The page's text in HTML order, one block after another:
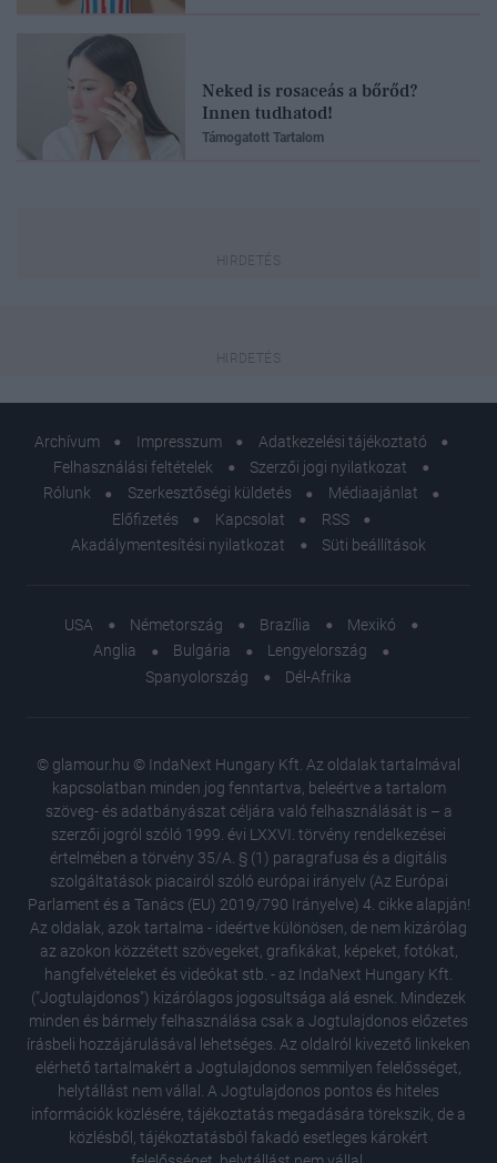
Neked is rosaceás a bőrőd?
Innen tudhatod!
Támogatott Tartalom
Archívum Impresszum
Adatkezelési tájékoztató
Felhasználási feltételek
Szerzői jogi nyilatkozat
Rólunk
Szerkesztőségi küldetés
Médiaajánlat
Előfizetés
Kapcsolat
RSS
Akadálymentesítési nyilatkozat
Süti beállítások
USA Németország Brazília
Mexikó
Anglia
Bulgária
Lengyelország
Spanyolország
Dél-Afrika
© glamour.hu © IndaNext Hungary Kft. Az oldalak tartalmával
kapcsolatban minden jog fenntartva, beleértve a tartalom
szöveg- és adatbányászat céljára való felhasználását is – a
szerzői jogról szóló 1999. évi LXXVI. törvény rendelkezései
értelmében a törvény 35/A. § (1) paragrafusa és a digitális
szolgáltatások piacairól szóló európai irányelv (Az Európai
Parlament és a Tanács (EU) 2019/790 Irányelve) 4. cikke alapján!
Az oldalak, azok tartalma - ideértve különösen, de nem kizárólag
az azokon közzétett szövegeket, grafikákat, képeket, fotókat,
hangfelvételeket és videókat stb. - az IndaNext Hungary Kft.
("Jogtulajdonos") kizárólagos jogosultsága alá esnek. Mindezek
minden és bármely felhasználása csak a Jogtulajdonos előzetes
írásbeli hozzájárulásával lehetséges. Az oldalról kivezető linkeken
elérhető tartalmakért a Jogtulajdonos semmilyen felelősséget,
helytállást nem vállal. A Jogtulajdonos pontos és hiteles
információk közlésére, tájékoztatás megadására törekszik, de a
közlésből, tájékoztatásból fakadó esetleges károkért